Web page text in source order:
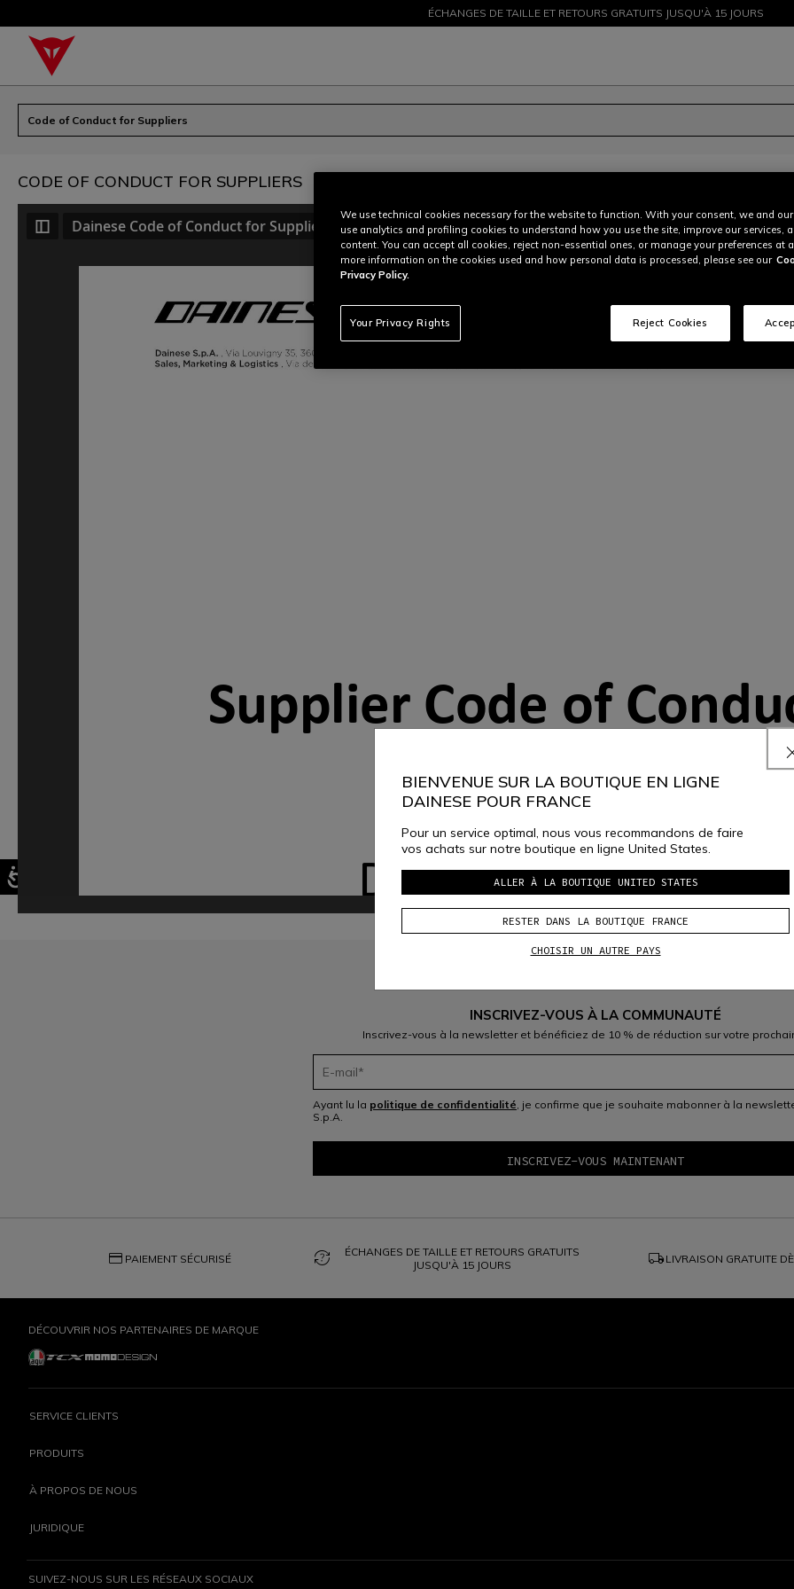
PROMOTIONS JUSQU'À-50 % – ACHETEZ MAINTENANT
ÉCHANGES DE TAILLE ET RETOURS GRATUITS JUSQU'À 15 JOURS
Code of Conduct for Suppliers
CODE OF CONDUCT FOR SUPPLIERS
Supplier Code of
Dainese Group
V.0
September 2020
Dainese Code of Conduct for Suppliers pag: of 13
INSCRIVEZ-VOUS À LA COMMUNAUTÉ
Inscrivez-vous à la newsletter et bénéficiez de 10 % de réduction sur votre
Ayant lu la politique de confidentialité, je confirme que je souhaite mabonner à la
S.p.A.
credit_card PAIEMENT SÉCURISÉ question_exchange
ÉCHANGES DE TAILLE ET RETOURS GRATUITS
JUSQU'À 15 JOURS
local_shipping LIVRAISON GRATUITE
DÉCOUVRIR NOS PARTENAIRES DE MARQUE
SERVICE CLIENTS
PRODUITS
À PROPOS DE NOUS
JURIDIQUE
SUIVEZ-NOUS SUR LES RÉSEAUX SOCIAUX
BIENVENUE SUR LA BOUTIQUE EN LIGNE
DAINESE POUR FRANCE
Pour un service optimal, nous vous recommandons de faire
vos achats sur notre boutique en ligne United States.
ALLER À LA BOUTIQUE UNITED STATES
RESTER DANS LA BOUTIQUE FRANCE
CHOISIR UN AUTRE PAYS
We use technical cookies necessary for the website to function. With your consent, we and
use analytics and profiling cookies to understand how you use the site, improve our services,
content. You can accept all cookies, reject non-essential ones, or manage your preferences at
more information on the cookies used and how personal data is processed, please see our
Privacy Policy.
Your Privacy Rights Reject Cookies